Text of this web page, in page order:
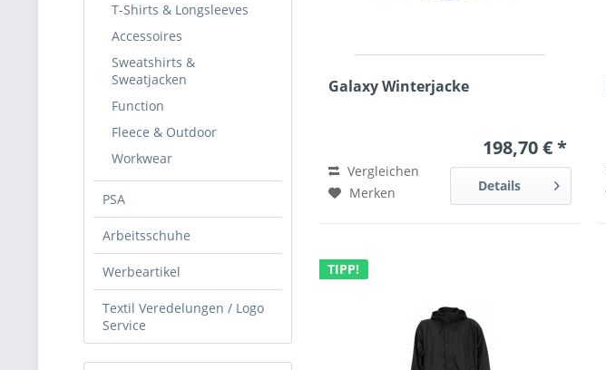
T-Shirts & Longsleeves
Accessoires
Sweatshirts &
Sweatjacken
Function
Fleece & Outdoor
Workwear
PSA
Arbeitsschuhe
Werbeartikel
Textil Veredelungen / Logo
Service
Galaxy Winterjacke
198,70 € *
Details
Vergleichen
Merken
TIPP!